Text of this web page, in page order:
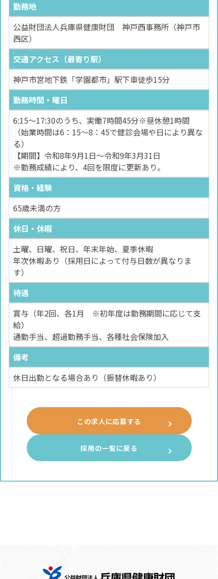
勤務地
公益財団法人兵庫県健康財団 神戸西事務所（神戸市
西区）
交通アクセス（最寄り駅）
神戸市営地下鉄「学園都市」駅下車徒歩15分
勤務時間・曜日
6:15～17:30のうち、実働7時間45分※昼休憩1時間
（始業時間は6：15～8：45で健診会場や日により異な
る）
【期間】令和8年9月1日～令和9年3月31日
※勤務成績により、4回を限度に更新あり。
資格・経験
65歳未満の方
休日・休暇
土曜、日曜、祝日、年末年始、夏季休暇
年次休暇あり（採用日によって付与日数が異なりま
す）
待遇
賞与（年2回、各1月 ※初年度は勤務期間に応じて支
給）
通勤手当、超過勤務手当、各種社会保険加入
備考
休日出勤となる場合あり（振替休暇あり）
この求人に応募する
採用の一覧に戻る